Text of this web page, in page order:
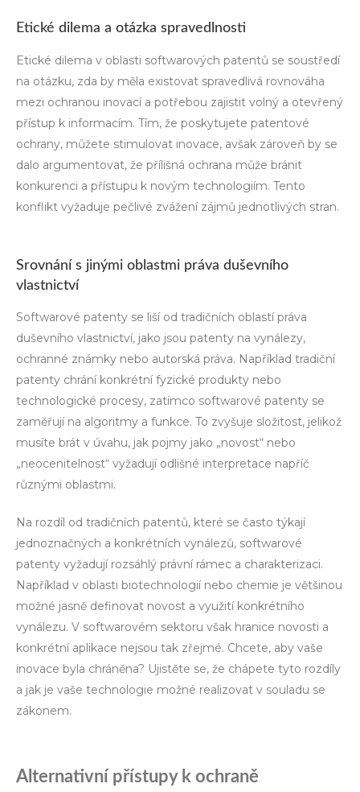
Etické dilema a otázka spravedlnosti
Etické dilema v oblasti softwarových patentů se soustředí
na otázku, zda by měla existovat spravedlivá rovnováha
mezi ochranou inovací a potřebou zajistit volný a otevřený
přístup k informacím. Tím, že poskytujete patentové
ochrany, můžete stimulovat inovace, avšak zároveň by se
dalo argumentovat, že přílišná ochrana může bránit
konkurenci a přístupu k novým technologiím. Tento
konflikt vyžaduje pečlivé zvážení zájmů jednotlivých stran.
Srovnání s jinými oblastmi práva duševního
vlastnictví
Softwarové patenty se liší od tradičních oblastí práva
duševního vlastnictví, jako jsou patenty na vynálezy,
ochranné známky nebo autorská práva. Například tradiční
patenty chrání konkrétní fyzické produkty nebo
technologické procesy, zatímco softwarové patenty se
zaměřují na algoritmy a funkce. To zvyšuje složitost, jelikož
musíte brát v úvahu, jak pojmy jako „novost“ nebo
„neocenitelnost“ vyžadují odlišné interpretace napříč
různými oblastmi.
Na rozdíl od tradičních patentů, které se často týkají
jednoznačných a konkrétních vynálezů, softwarové
patenty vyžadují rozsáhlý právní rámec a charakterizaci.
Například v oblasti biotechnologií nebo chemie je většinou
možné jasně definovat novost a využití konkrétního
vynálezu. V softwarovém sektoru však hranice novosti a
konkrétní aplikace nejsou tak zřejmé. Chcete, aby vaše
inovace byla chráněna? Ujistěte se, že chápete tyto rozdíly
a jak je vaše technologie možné realizovat v souladu se
zákonem.
Alternativní přístupy k ochraně